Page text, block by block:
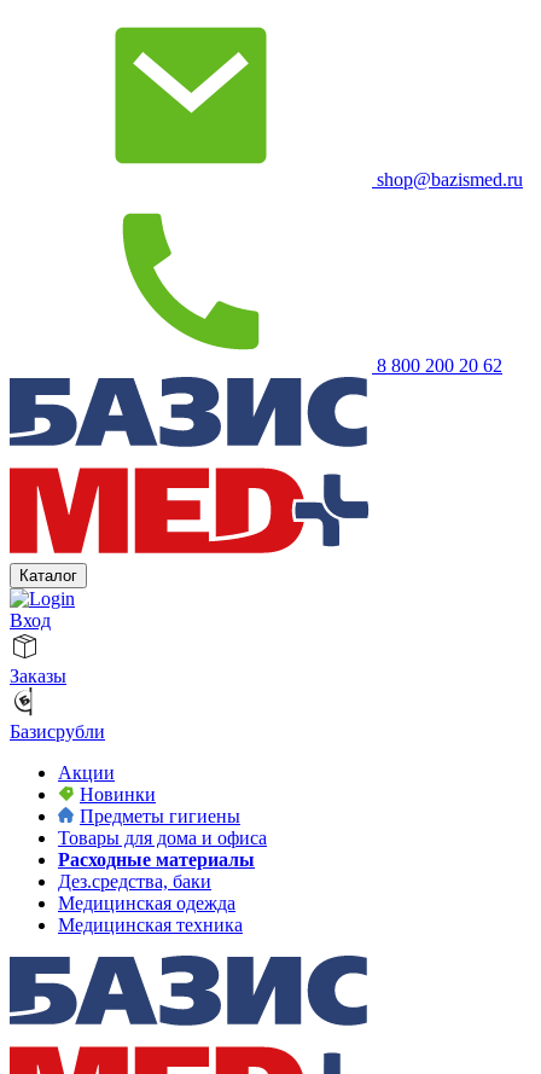
shop@bazismed.ru
8 800 200 20 62
Каталог
Вход
Заказы
Базисрубли
Акции
Новинки
Предметы гигиены
Товары для дома и офиса
Расходные материалы
Дез.средства, баки
Медицинская одежда
Медицинская техника